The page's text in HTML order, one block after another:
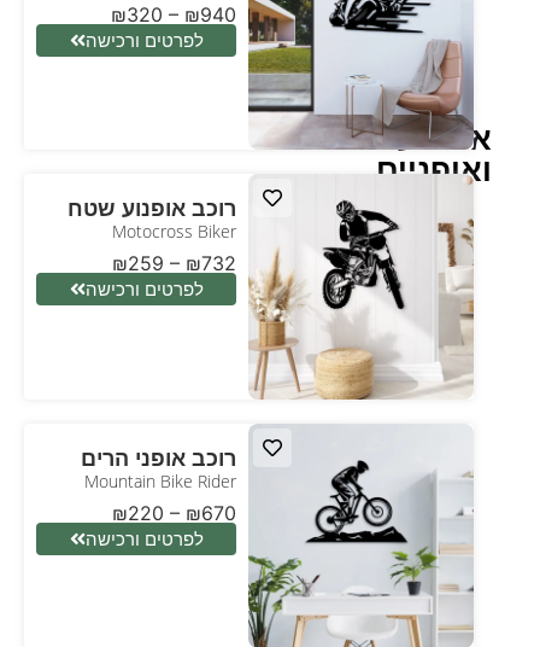
אופנועים
ואופניים
₪320 – ₪940
לפרטים ורכישה
רוכב אופנוע שטח
Motocross Biker
₪259 – ₪732
לפרטים ורכישה
רוכב אופני הרים
Mountain Bike Rider
₪220 – ₪670
לפרטים ורכישה